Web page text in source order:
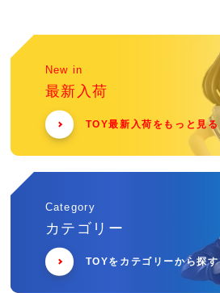
New in
最新入荷
TOY最新入荷をもっと見る
Category
カテゴリー
TOYをカテゴリーから探す